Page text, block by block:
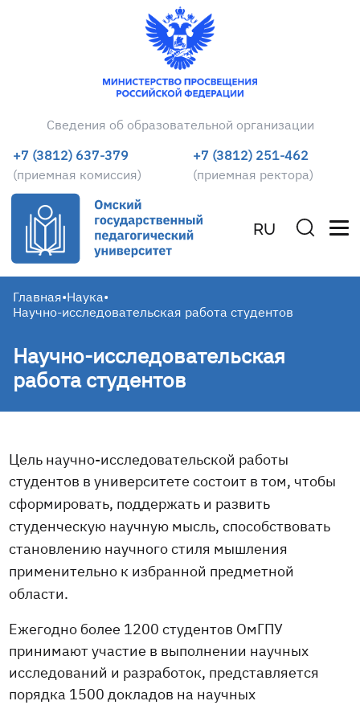
Сведения об образовательной организации
+7 (3812) 637-379
(приемная комиссия)
+7 (3812) 251-462
(приемная ректора)
RU
Главная•Наука•
Научно-исследовательская работа студентов
Научно-исследовательская
работа студентов
Цель научно-исследовательской работы
студентов в университетесостоит в том, чтобы
сформировать, поддержать и развить
студенческую научную мысль, способствовать
становлению научного стиля мышления
применительно к избранной предметной
области.
Ежегодно более 1200 студентов ОмГПУ
принимают участие в выполнении научных
исследований и разработок, представляется
порядка 1500 докладов на научных